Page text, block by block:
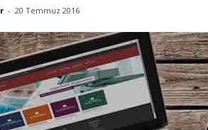
- 20 Temmuz 2016